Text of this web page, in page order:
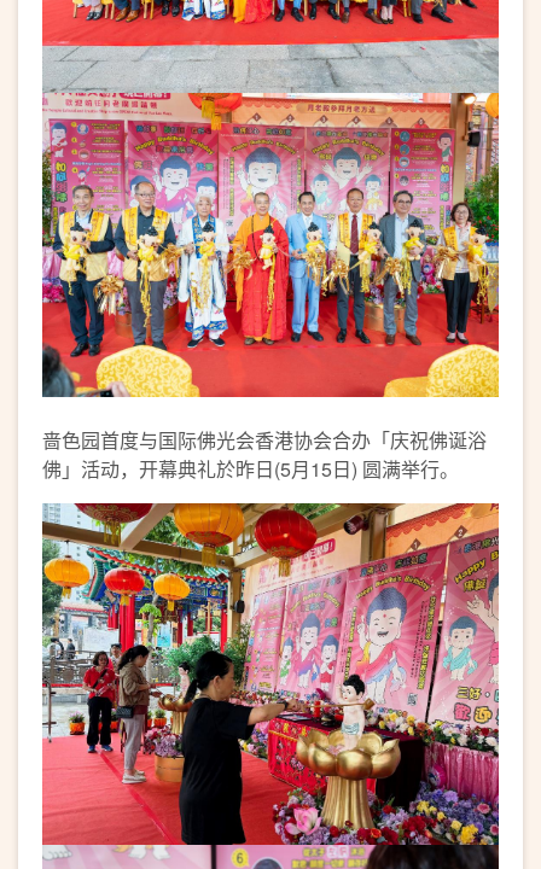
啬色园首度与国际佛光会香港协会合办「庆祝佛诞浴
佛」活动，开幕典礼於昨日(5月15日) 圆满举行。